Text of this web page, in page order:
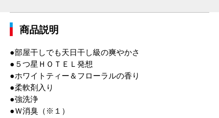
商品説明
●部屋干しでも天日干し級の爽やかさ
●５つ星ＨＯＴＥＬ発想
●ホワイトティー＆フローラルの香り
●柔軟剤入り
●強洗浄
●Ｗ消臭（※１）